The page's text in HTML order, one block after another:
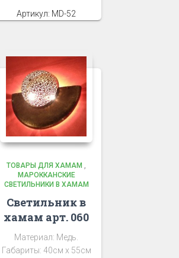
Артикул: MD-52
ТОВАРЫ ДЛЯ ХАМАМ ,
МАРОККАНСКИЕ
СВЕТИЛЬНИКИ В ХАМАМ
Светильник в
хамам арт. 060
Материал: Медь.
Габариты: 40см х 55см